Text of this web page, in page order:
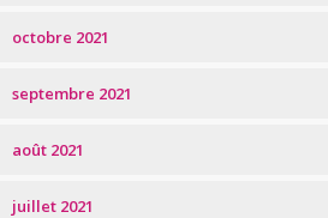
octobre 2021
septembre 2021
août 2021
juillet 2021